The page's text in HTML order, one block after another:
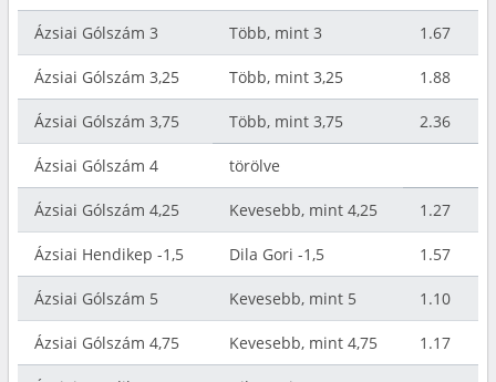
Ázsiai Gólszám 3 Több, mint 3 1.67
Ázsiai Gólszám 3,25 Több, mint 3,25 1.88
Ázsiai Gólszám 3,75 Több, mint 3,75 2.36
Ázsiai Gólszám 4 törölve
Ázsiai Gólszám 4,25 Kevesebb, mint 4,25 1.27
Ázsiai Hendikep -1,5 Dila Gori -1,5 1.57
Ázsiai Gólszám 5 Kevesebb, mint 5 1.10
Ázsiai Gólszám 4,75 Kevesebb, mint 4,75 1.17